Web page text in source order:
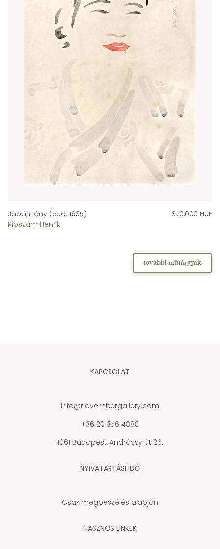
Japán lány (cca. 1935)
Ripszám Henrik
370,000 HUF
további műtárgyak
KAPCSOLAT
info@novembergallery.com
+36 20 356 4888
1061 Budapest, Andrássy út 26.
NYIVATARTÁSI IDŐ
Csak megbeszélés alapján
HASZNOS LINKEK